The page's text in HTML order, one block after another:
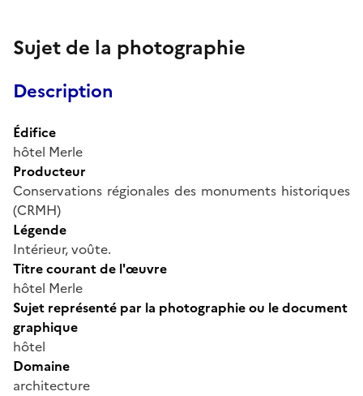
Sujet de la photographie
Description
Édifice
hôtel Merle
Producteur
Conservations régionales des monuments historiques
(CRMH)
Légende
Intérieur, voûte.
Titre courant de l'œuvre
hôtel Merle
Sujet représenté par la photographie ou le document
graphique
hôtel
Domaine
architecture